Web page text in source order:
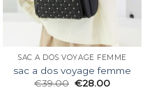
SAC A DOS VOYAGE FEMME
sac a dos voyage femme
€39.00 €28.00